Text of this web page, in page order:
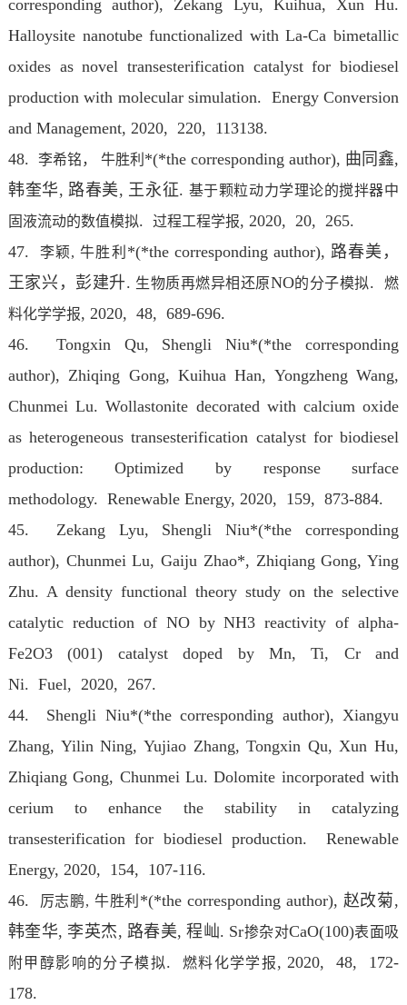
corresponding author), Zekang Lyu, Kuihua, Xun Hu.
Halloysite nanotube functionalized with La-Ca bimetallic
oxides as novel transesterification catalyst for biodiesel
production with molecular simulation. Energy Conversion
and Management, 2020, 220, 113138.
48. 李希铭， 牛胜利 *(*the corresponding author), 曲同鑫,
韩奎华, 路春美, 王永征. 基于颗粒动力学理论的搅拌器中
固液流动的数值模拟. 过程工程学报, 2020, 20, 265.
47.李颖, 牛胜利 *(*the corresponding author), 路春美，
王家兴，彭建升. 生物质再燃异相还原NO的分子模拟.燃
料化学学报, 2020, 48, 689-696.
46. Tongxin Qu, Shengli Niu*(*the corresponding
author), Zhiqing Gong, Kuihua Han, Yongzheng Wang,
Chunmei Lu. Wollastonite decorated with calcium oxide
as heterogeneous transesterification catalyst for biodiesel
production: Optimized by response surface
methodology. Renewable Energy, 2020, 159, 873-884.
45. Zekang Lyu, Shengli Niu*(*the corresponding
author), Chunmei Lu, Gaiju Zhao*, Zhiqiang Gong, Ying
Zhu. A density functional theory study on the selective
catalytic reduction of NO by NH3 reactivity of alpha-
Fe2O3 (001) catalyst doped by Mn, Ti, Cr and
Ni. Fuel, 2020, 267.
44. Shengli Niu*(*the corresponding author), Xiangyu
Zhang, Yilin Ning, Yujiao Zhang, Tongxin Qu, Xun Hu,
Zhiqiang Gong, Chunmei Lu. Dolomite incorporated with
cerium to enhance the stability in catalyzing
transesterification for biodiesel production. Renewable
Energy, 2020, 154, 107-116.
46.
厉志鹏, 牛胜利 *(*the corresponding author), 赵改菊,
韩奎华, 李英杰, 路春美, 程屾. Sr掺杂对CaO(100)表面吸
附甲醇影响的分子模拟. 燃料化学学报, 2020, 48, 172-
178.